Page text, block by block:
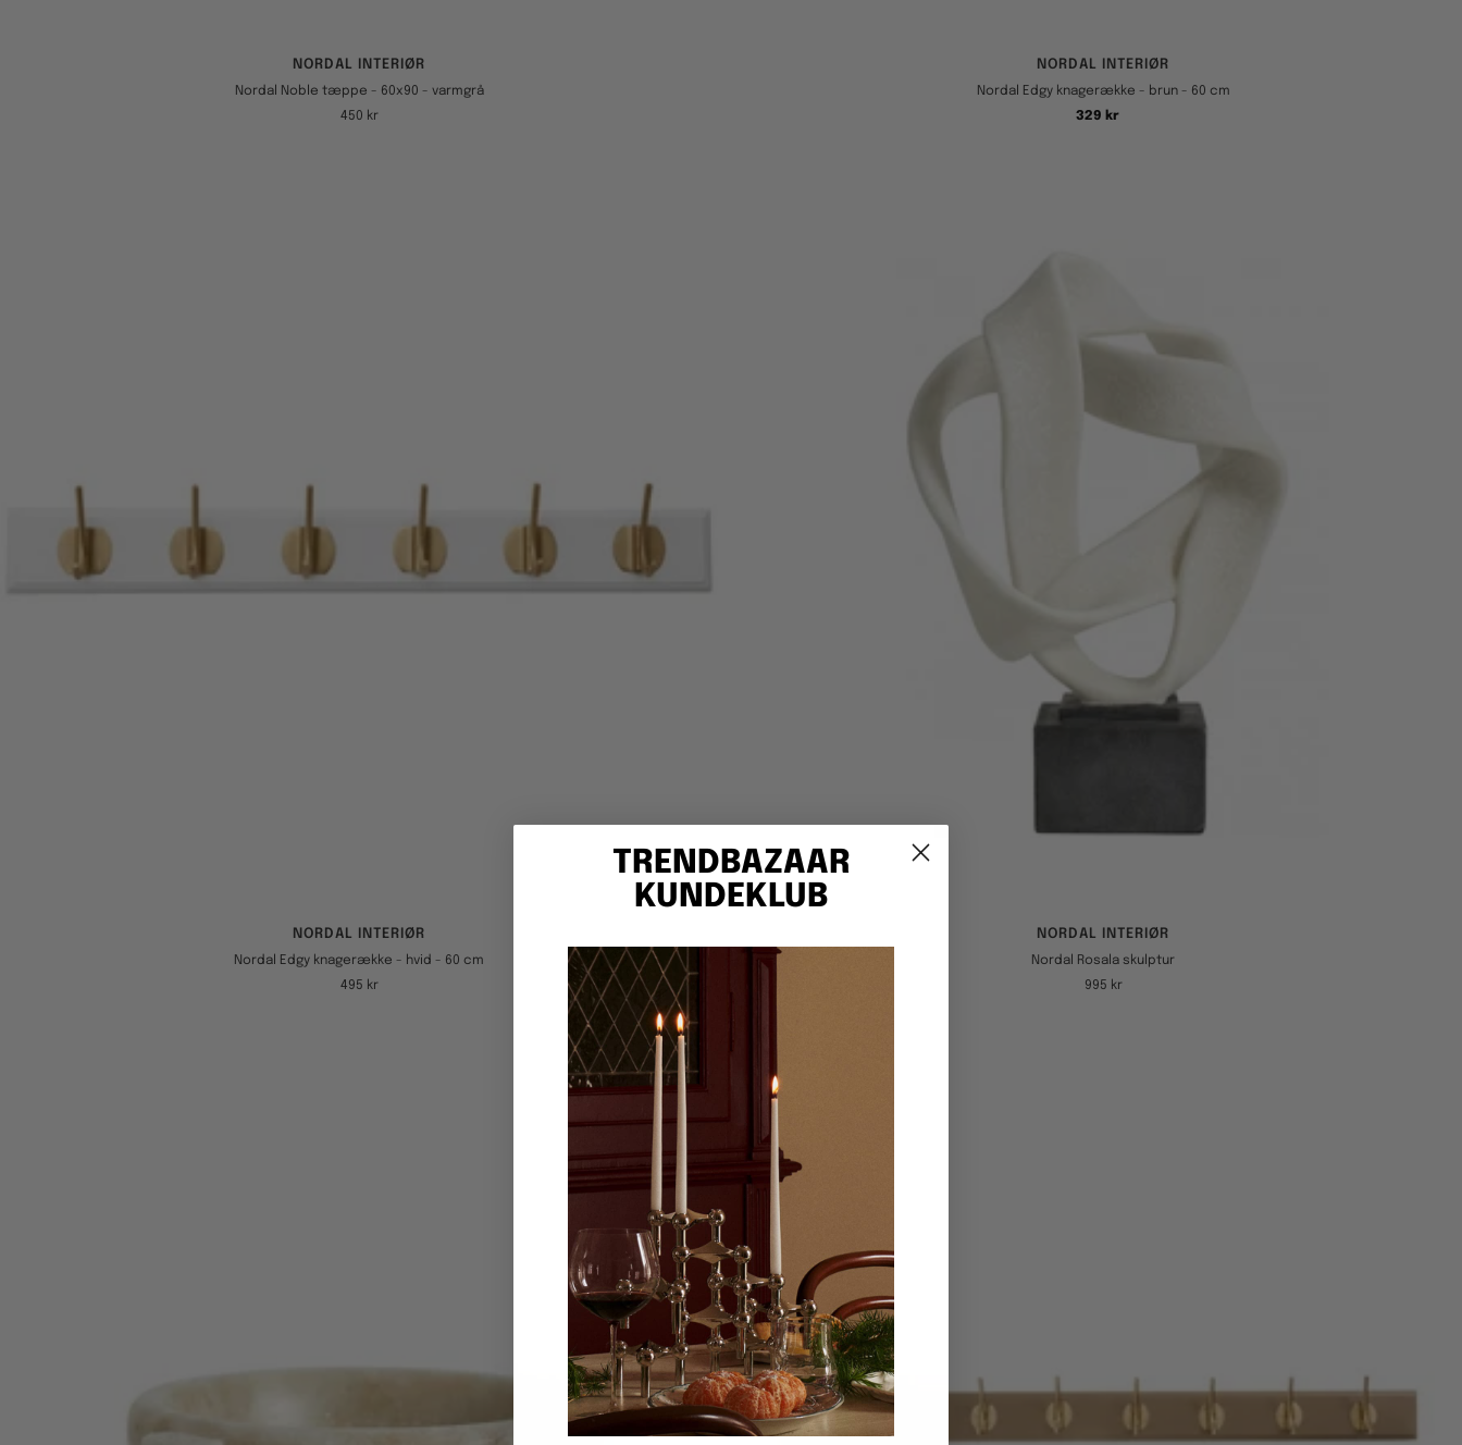
NORDAL INTERIØR
Nordal Noble tæppe - 60x90 - varmgrå
Tilbudspris
450 kr
NORDAL INTERIØR
Nordal Edgy knagerække - brun - 60 cm
Tilbudspris
329 kr
NORDAL INTERIØR
Nordal Edgy knagerække - hvid - 60 cm
Tilbudspris
495 kr
NORDAL INTERIØR
Nordal Rosala skulptur
Tilbudspris
995 kr
TRENDBAZAAR
KUNDEKLUB